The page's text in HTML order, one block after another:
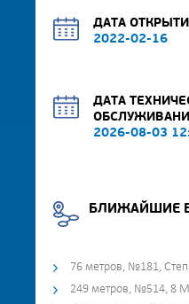
ДАТА
2022-02-16
ДАТА
2026-08-03
БЛИЖАЙШИЕ
76 метров, №181,
249 метров, №514, 8